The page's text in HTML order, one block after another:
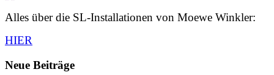
Alles über die SL-Installationen von Moewe Winkler:
HIER
Neue Beiträge